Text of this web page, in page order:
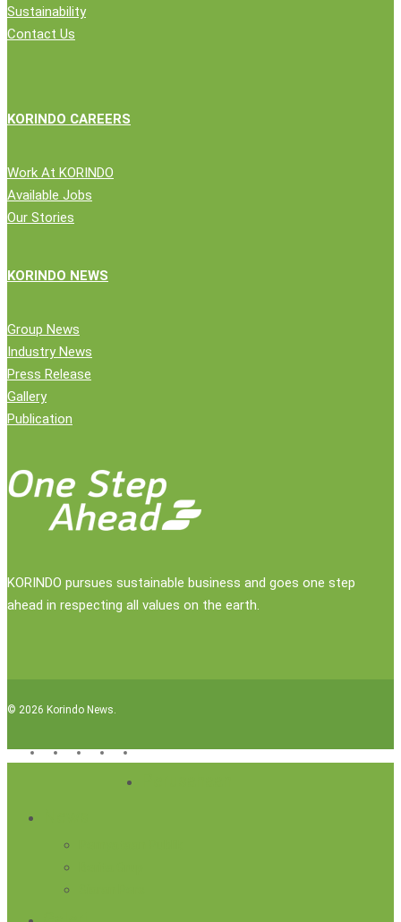
Sustainability
Contact Us
KORINDO CAREERS
Work At KORINDO
Available Jobs
Our Stories
KORINDO NEWS
Group News
Industry News
Press Release
Gallery
Publication
KORINDO pursues sustainable business and goes one step
ahead in respecting all values on the earth.
© 2026 Korindo News.
x-
facebooklinkedinyoutubeinstagram